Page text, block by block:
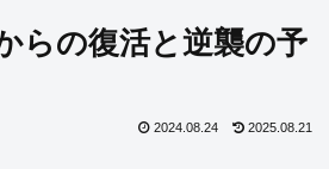
らの復活と逆襲の予
2024.08.24 2025.08.21